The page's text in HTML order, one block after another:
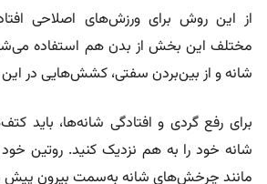
از این روش برای ورزش‌های اصلاحی
مختلف این بخش از بدن هم استفاده
شانه و از بین‌بردن سفتی، کشش‌هایی در
برای رفع گردی و افتادگی شانه‌ها، باید
شانه خود را به هم نزدیک کنید. روتین خود
مانند چرخش‌های شانه به‌سمت بیرون پیش